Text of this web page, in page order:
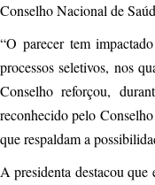
Conselho Nacional de
“O parecer tem
processos seletivos, nos
Conselho reforçou,
reconhecido pelo
que respaldam a
A presidenta destacou que